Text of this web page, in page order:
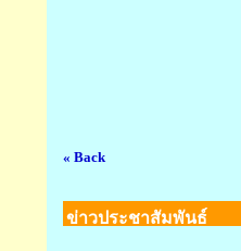
« Back
ข่าวประชาสัมพันธ์